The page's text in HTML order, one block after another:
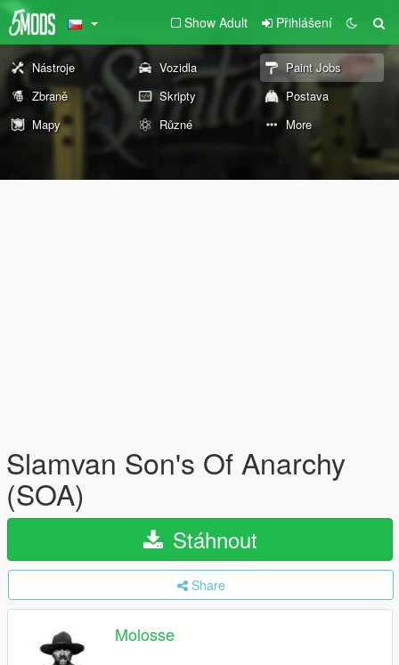
Show Adult Přihlášení
Nástroje Vozidla
Paint Jobs
Zbraně
Skripty
Postava
Mapy
Různé More
Slamvan Son's Of Anarchy
(SOA)
Stáhnout
Share
Molosse